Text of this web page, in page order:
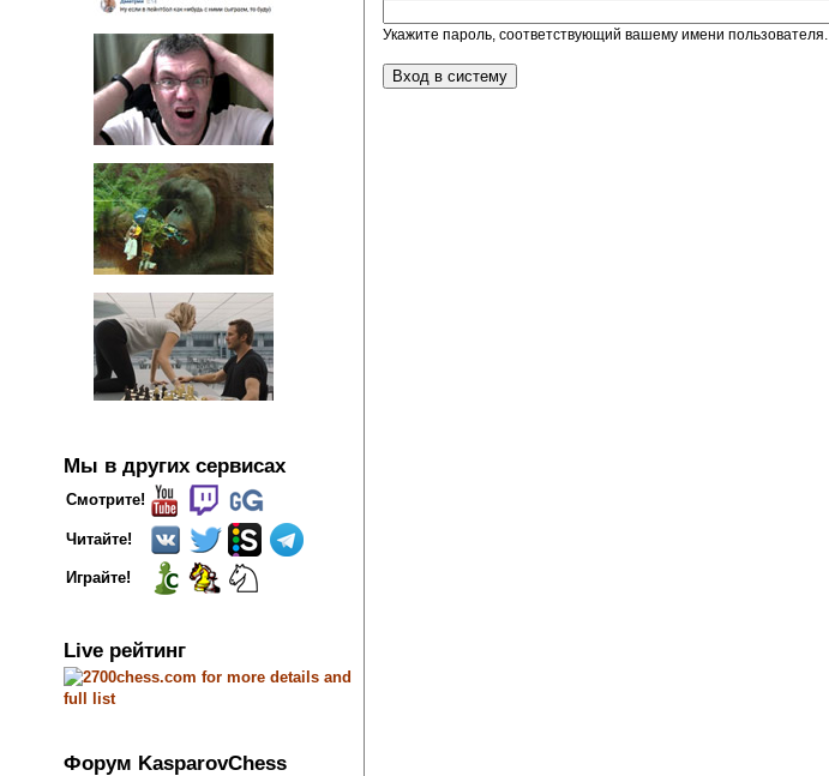
Мы в других сервисах
Смотрите!
Читайте!
Играйте!
Live рейтинг
Форум KasparovChess
Укажите пароль, соответствующий вашему имени пользователя.